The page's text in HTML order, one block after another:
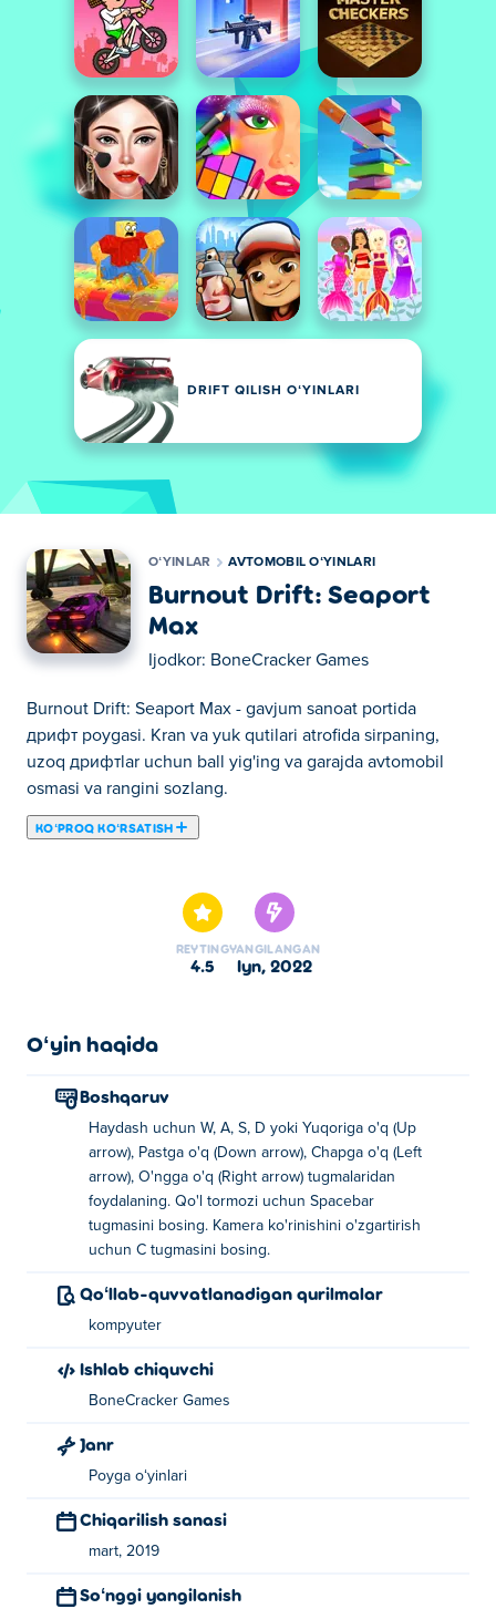
DRIFT QILISH OʻYINLARI
OʻYINLAR AVTOMOBIL OʻYINLARI
Burnout Drift: Seaport
Max
Ijodkor: BoneCracker Games
Burnout Drift: Seaport Max - gavjum sanoat portida
дрифт poygasi. Kran va yuk qutilari atrofida sirpaning,
uzoq дрифтlar uchun ball yig'ing va garajda avtomobil
osmasi va rangini sozlang.
KOʻPROQ KOʻRSATISH
Avtomobil oʻyinlari larimizdan biridir.
REYTING
4.5
YANGILANGAN
iyn, 2022
Oʻyin haqida
Boshqaruv
Haydash uchun W, A, S, D yoki Yuqoriga o'q (Up
arrow), Pastga o'q (Down arrow), Chapga o'q (Left
arrow), O'ngga o'q (Right arrow) tugmalaridan
foydalaning. Qo'l tormozi uchun Spacebar
tugmasini bosing. Kamera ko'rinishini o'zgartirish
uchun C tugmasini bosing.
Qoʻllab-quvvatlanadigan qurilmalar
kompyuter
Ishlab chiquvchi
BoneCracker Games
Janr
Poyga oʻyinlari
Chiqarilish sanasi
mart, 2019
Soʻnggi yangilanish